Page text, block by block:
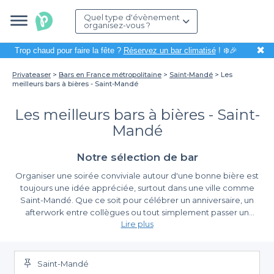
Quel type d'évènement
organisez-vous ?
Trop chaud pour faire la fête ? Réservez un bar climatisé! ❄️🎉 ✖
Privateaser Bars en France métropolitaine Saint-Mandé
Les
meilleurs bars à bières - Saint-Mandé
Les meilleurs bars à bières - Saint-
Mandé
Notre sélection de bar
Organiser une soirée conviviale autour d'une bonne bière est
toujours une idée appréciée, surtout dans une ville comme
Saint-Mandé. Que ce soit pour célébrer un anniversaire, un
afterwork entre collègues ou tout simplement passer un
moment agréable entre amis, le choix du bar est essentiel. À
sauront ravir les amateurs de houblon grâce à leur diversité de
breuvages et leur ambiance chaleureuse.
Un large choix pour tous les goûts
Grâce à Privateaser, nous vous offrons la possibilité de découvrir
Lire plus
Saint-Mandé